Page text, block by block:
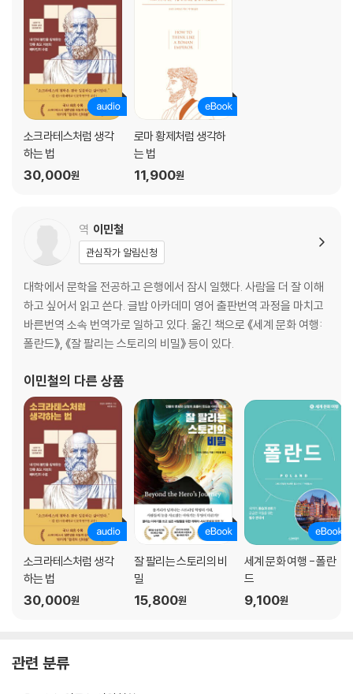
7장 궤변과 선동을 의심하라 | 비판적 사고
생각의 산파술 07 사실과 해석 가르기 _ “내 생각을 진실이 아니라 가설로
다루는 훈련”
8장 욕망에 이성을 내어주지 마라 | 무모한 결정 최소화
생각의 산파술 08 머릿속 폭주 멈추기 _ “현실보다 먼저 무너지는 것은 대
개 사건이 아니라 해석이다”
9장 일어나지 않은 일을 두려워 마라 | 불안 다스리기
생각의 산파술 09 미리 최악이라 단정하지 않기 _ “알 수 없는 것을 벌써
10장 분노가 나를 붙잡을 때 | 억울함과 복수심에서 해방되기
생각의 산파술 10 분노의 값을 계산하기 _ “화가 난 이유보다 그 화를 왜
11장 떳떳한 삶은 죽음 앞에서도 당당하다 | 소크라테스 마지막 수업
감사의 말
참고문헌
소크라테스처럼 생각
하는 법
30,000원
로마 황제처럼 생각하
는 법
11,900원
역 이민철
관심작가 알림신청
대학에서 문학을 전공하고 은행에서 잠시 일했다. 사람을 더 잘 이해
하고 싶어서 읽고 쓴다. 글밥 아카데미 영어 출판번역 과정을 마치고
바른번역 소속 번역가로 일하고 있다. 옮긴 책으로 《세계 문화 여행:
폴란드》, 《잘 팔리는 스토리의 비밀》 등이 있다.
이민철의 다른 상품
소크라테스처럼 생각
하는 법
30,000원
잘 팔리는 스토리의 비
밀
15,800원
세계 문화 여행 - 폴란
드
9,100원
관련 분류